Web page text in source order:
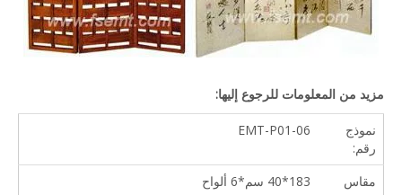
مزيد من المعلومات للرجوع إليها:
نموذج
رقم:
EMT-P01-06
مقاس 183*40 سم*6 ألواح